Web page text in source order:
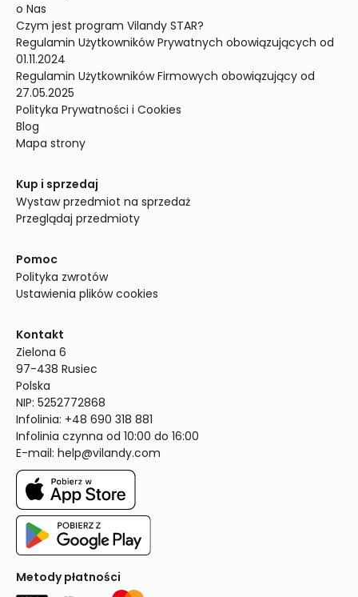
o Nas
Czym jest program Vilandy STAR?
Regulamin Użytkowników Prywatnych obowiązujących od
01.11.2024
Regulamin Użytkowników Firmowych obowiązujący od
27.05.2025
Polityka Prywatności i Cookies
Blog
Mapa strony
Kup i sprzedaj
Wystaw przedmiot na sprzedaż
Przeglądaj przedmioty
Pomoc
Polityka zwrotów
Ustawienia plików cookies
Kontakt
Zielona 6
97-438 Rusiec
Polska
NIP: 5252772868
Infolinia: +48 690 318 881
Infolinia czynna od 10:00 do 16:00
E-mail: help@vilandy.com
Metody płatności